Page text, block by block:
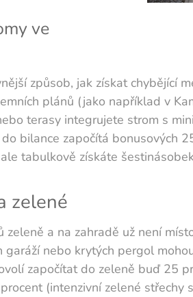
ve
způsob, jak získat chybějící
plánů (jako například v
terasy integrujete strom s
bilance započítá bonusových
tabulkově získáte
zelené
a na zahradě už není
garáží nebo krytých pergol
započítat do zeleně buď 25
(intenzivní zelené střechy